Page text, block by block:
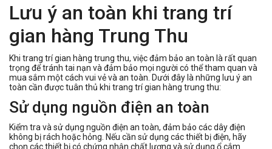
Lưu ý an toàn khi trang trí
gian hàng Trung Thu
Khi trang trí gian hàng trung thu, việc đảm bảo an toàn là rất quan
trọng để tránh tai nạn và đảm bảo mọi người có thể tham quan và
mua sắm một cách vui vẻ và an toàn. Dưới đây là những lưu ý an
toàn cần được tuân thủ khi trang trí gian hàng trung thu:
Sử dụng nguồn điện an toàn
Kiểm tra và sử dụng nguồn điện an toàn, đảm bảo các dây điện
không bị rách hoặc hỏng. Nếu cần sử dụng các thiết bị điện, hãy
chọn các thiết bị có chứng nhận chất lượng và sử dụng ổ cắm